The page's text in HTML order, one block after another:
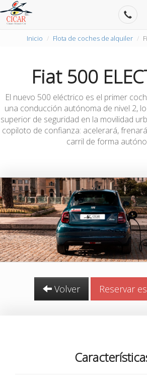
Inicio Flota de coches de alquiler
Fiat 500
El nuevo 500 eléctrico es el primer
una conducción autónoma de nivel 2,
superior de seguridad en la movilidad
copiloto de confianza: acelerará,
carril de forma
Volver Reservar